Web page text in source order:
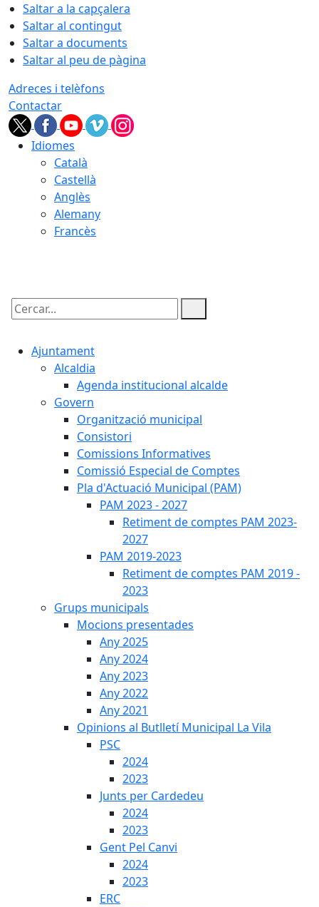
Saltar a la capçalera
Saltar al contingut
Saltar a documents
Saltar al peu de pàgina
Adreces i telèfons
Contactar
Idiomes
Català
Castellà
Anglès
Alemany
Francès
Cercar:
Ajuntament
Alcaldia
Agenda institucional alcalde
Govern
Organització municipal
Consistori
Comissions Informatives
Comissió Especial de Comptes
Pla d'Actuació Municipal (PAM)
PAM 2023 - 2027
Retiment de comptes PAM 2023-
2027
PAM 2019-2023
Retiment de comptes PAM 2019 -
2023
Grups municipals
Mocions presentades
Any 2025
Any 2024
Any 2023
Any 2022
Any 2021
Opinions al Butlletí Municipal La Vila
PSC
2024
2023
Junts per Cardedeu
2024
2023
Gent Pel Canvi
2024
2023
ERC